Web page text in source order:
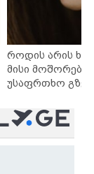
როდის არის
მისი
უსაფრთხო